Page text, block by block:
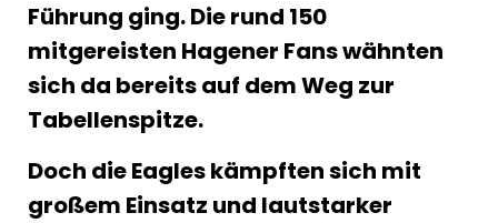
Führung ging. Die rund 150
mitgereisten Hagener Fans wähnten
sich da bereits auf dem Weg zur
Tabellenspitze.
Doch die Eagles kämpften sich mit
großem Einsatz und lautstarker